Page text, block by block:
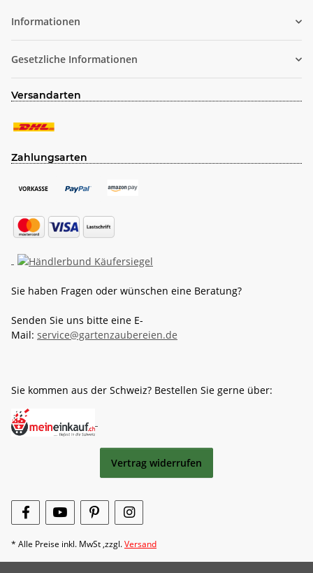
Informationen
Gesetzliche Informationen
Versandarten
Zahlungsarten
Sie haben Fragen oder wünschen eine Beratung?
Senden Sie uns bitte eine E-
Mail: service@gartenzaubereien.de
Sie kommen aus der Schweiz? Bestellen Sie gerne über:
Vertrag widerrufen
* Alle Preise inkl. MwSt ,zzgl.Versand